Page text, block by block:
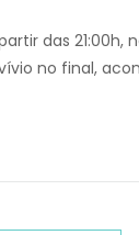
das 21:00h,
no final,